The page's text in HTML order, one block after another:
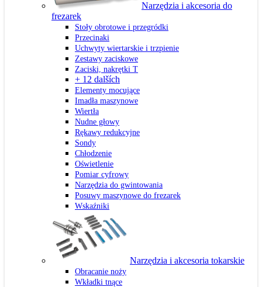
Narzędzia i akcesoria do
frezarek
Stoły obrotowe i przegródki
Przecinaki
Uchwyty wiertarskie i trzpienie
Zestawy zaciskowe
Zaciski, nakrętki T
+ 12 dalších
Elementy mocujące
Imadła maszynowe
Wiertła
Nudne głowy
Rękawy redukcyjne
Sondy
Chłodzenie
Oświetlenie
Pomiar cyfrowy
Narzędzia do gwintowania
Posuwy maszynowe do frezarek
Wskaźniki
Narzędzia i akcesoria tokarskie
Obracanie noży
Wkładki tnące